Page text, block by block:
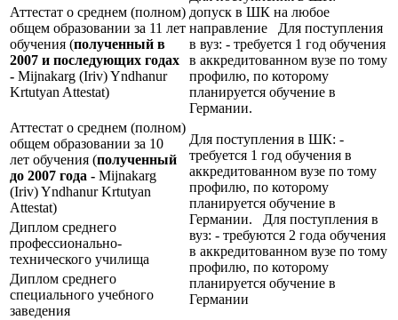
Аттестат о среднем (полном)
общем образовании за 11 лет
обучения (полученный в
2007 и последующих годах
- Mijnakarg (Iriv) Yndhanur
Krtutyan Attestat)
допуск в ШК на любое
направление Для поступления
в вуз: - требуется 1 год обучения
в аккредитованном вузе по тому
профилю, по которому
планируется обучение в
Германии.
Аттестат о среднем (полном)
общем образовании за 10
лет обучения (полученный
до 2007 года - Mijnakarg
(Iriv) Yndhanur Krtutyan
Attestat)
Для поступления в ШК: -
требуется 1 год обучения в
аккредитованном вузе по тому
профилю, по которому
планируется обучение в
Германии. Для поступления в
вуз: - требуются 2 года обучения
в аккредитованном вузе по тому
профилю, по которому
планируется обучение в
Германии
Диплом среднего
профессионально-
технического училища
Диплом среднего
специального учебного
заведения